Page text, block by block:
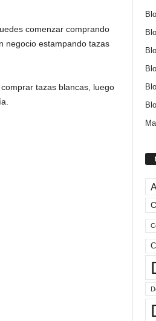
comenzar comprando
negocio estampando tazas
tazas blancas, luego